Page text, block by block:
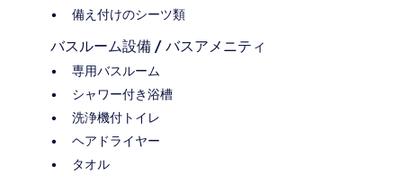
備え付けのシーツ類
バスルーム設備 / バスアメニティ
専用バスルーム
シャワー付き浴槽
洗浄機付トイレ
ヘアドライヤー
タオル